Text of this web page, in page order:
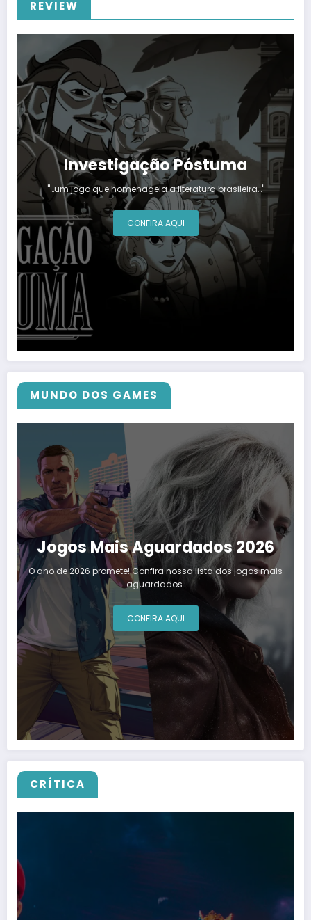
REVIEW
Investigação Póstuma
"…um jogo que homenageia a literatura brasileira…"
CONFIRA AQUI
MUNDO DOS GAMES
Jogos Mais Aguardados 2026
O ano de 2026 promete! Confira nossa lista dos jogos mais
aguardados.
CONFIRA AQUI
CRÍTICA